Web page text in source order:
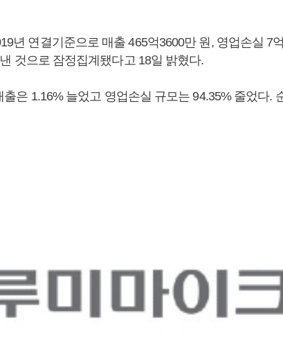
년 연결기준으로 매출 465억3600만 원, 영업손실 7
것으로 잠정집계됐다고 18일 밝혔다.
은 1.16% 늘었고 영업손실 규모는 94.35% 줄었다.